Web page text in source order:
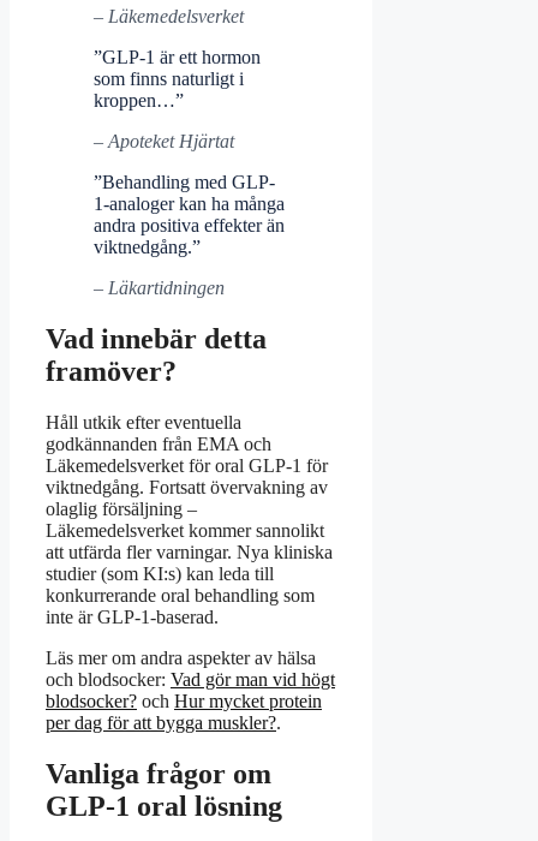
– Läkemedelsverket
”GLP-1 är ett hormon
som finns naturligt i
kroppen…”
– Apoteket Hjärtat
”Behandling med GLP-
1-analoger kan ha många
andra positiva effekter än
viktnedgång.”
– Läkartidningen
Vad innebär detta
framöver?
Håll utkik efter eventuella
godkännanden från EMA och
Läkemedelsverket för oral GLP-1 för
viktnedgång. Fortsatt övervakning av
olaglig försäljning –
Läkemedelsverket kommer sannolikt
att utfärda fler varningar. Nya kliniska
studier (som KI:s) kan leda till
konkurrerande oral behandling som
inte är GLP-1-baserad.
Läs mer om andra aspekter av hälsa
och blodsocker: Vad gör man vid högt
blodsocker? och Hur mycket protein
per dag för att bygga muskler?.
Vanliga frågor om
GLP-1 oral lösning